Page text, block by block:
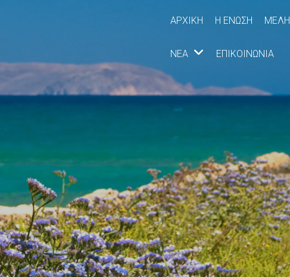
ΑΡΧΙΚΉ Η ΈΝΩΣΗ ΜΈΛΗ
ΝΈΑ ΕΠΙΚΟΙΝΩΝΊΑ